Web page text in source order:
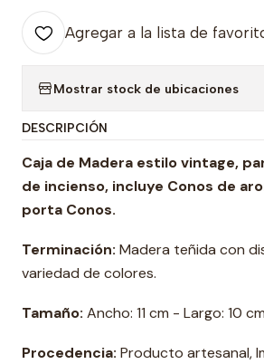
Agregar a la lista de
Mostrar stock de ubicaciones
DESCRIPCIÓN
Caja de Madera estilo vintage,
de incienso, incluye Conos de
porta Conos.
Terminación: Madera teñida con
variedad de colores.
Tamaño: Ancho: 11 cm - Largo: 10
Procedencia: Producto artesanal,